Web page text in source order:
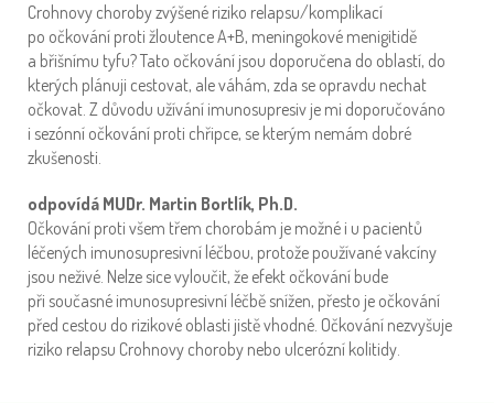
Crohnovy choroby zvýšené riziko relapsu/komplikací
po očkování proti žloutence A+B, meningokové menigitidě
a břišnímu tyfu? Tato očkování jsou doporučena do oblastí, do
kterých plánuji cestovat, ale váhám, zda se opravdu nechat
očkovat. Z důvodu užívání imunosupresiv je mi doporučováno
i sezónní očkování proti chřipce, se kterým nemám dobré
zkušenosti.
odpovídá MUDr. Martin Bortlík, Ph.D.
Očkování proti všem třem chorobám je možné i u pacientů
léčených imunosupresivní léčbou, protože používané vakcíny
jsou neživé. Nelze sice vyloučit, že efekt očkování bude
při současné imunosupresivní léčbě snížen, přesto je očkování
před cestou do rizikové oblasti jistě vhodné. Očkování nezvyšuje
riziko relapsu Crohnovy choroby nebo ulcerózní kolitidy.